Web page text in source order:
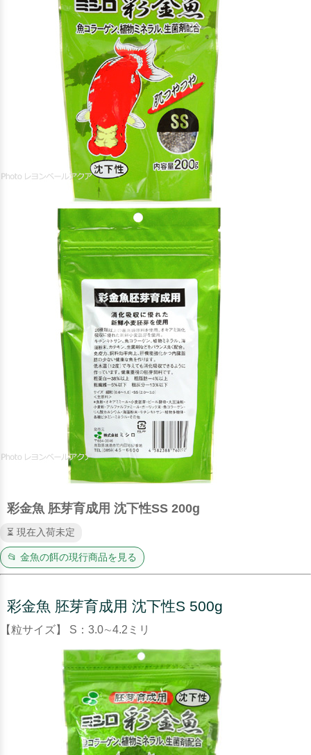
彩金魚 胚芽育成用 沈下性SS 200g
⏳ 現在入荷未定
📂 金魚の餌の現行商品を見る
彩金魚 胚芽育成用 沈下性S 500g
【粒サイズ】 S：3.0∼4.2ミリ